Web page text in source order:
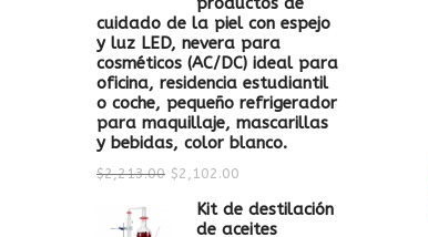
cuidado de la piel con espejo
y luz LED, nevera para
cosméticos (AC/DC) ideal para
oficina, residencia estudiantil
o coche, pequeño refrigerador
para maquillaje, mascarillas
y bebidas, color blanco.
$2,213.00 $2,102.00
Kit de destilación
de aceites